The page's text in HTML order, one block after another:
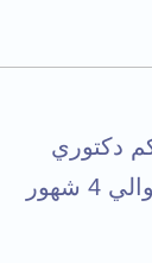
دكتوري
وصفلي ديبرالكس 10 ملغ من حوالي 4 شهور